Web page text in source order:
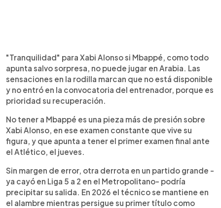
"Tranquilidad" para Xabi Alonso si Mbappé, como todo
apunta salvo sorpresa, no puede jugar en Arabia. Las
sensaciones en la rodilla marcan que no está disponible
y no entró en la convocatoria del entrenador, porque es
prioridad su recuperación.
No tener a Mbappé es una pieza más de presión sobre
Xabi Alonso, en ese examen constante que vive su
figura, y que apunta a tener el primer examen final ante
el Atlético, el jueves.
Sin margen de error, otra derrota en un partido grande -
ya cayó en Liga 5 a 2 en el Metropolitano- podría
precipitar su salida. En 2026 el técnico se mantiene en
el alambre mientras persigue su primer título como